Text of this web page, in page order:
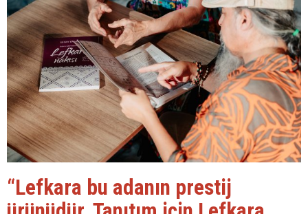
“Lefkara bu adanın prestij